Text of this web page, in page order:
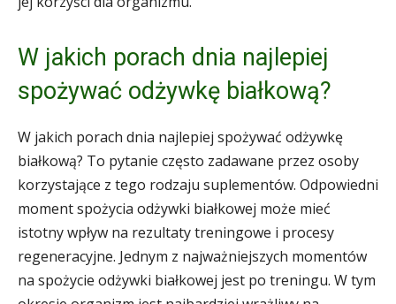
W jakich porach dnia najlepiej
spożywać odżywkę białkową?
W jakich porach dnia najlepiej spożywać odżywkę
białkową? To pytanie często zadawane przez osoby
korzystające z tego rodzaju suplementów. Odpowiedni
moment spożycia odżywki białkowej może mieć
istotny wpływ na rezultaty treningowe i procesy
regeneracyjne. Jednym z najważniejszych momentów
na spożycie odżywki białkowej jest po treningu. W tym